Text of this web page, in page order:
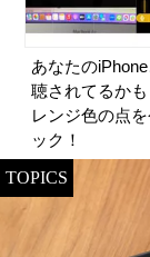
あなたの
聴されてるか
レンジ色の点
ック！
TOPICS